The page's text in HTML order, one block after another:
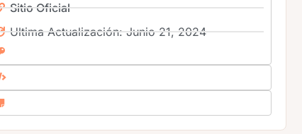
Sitio Oficial
Ultima Actualización: Junio 21, 2024